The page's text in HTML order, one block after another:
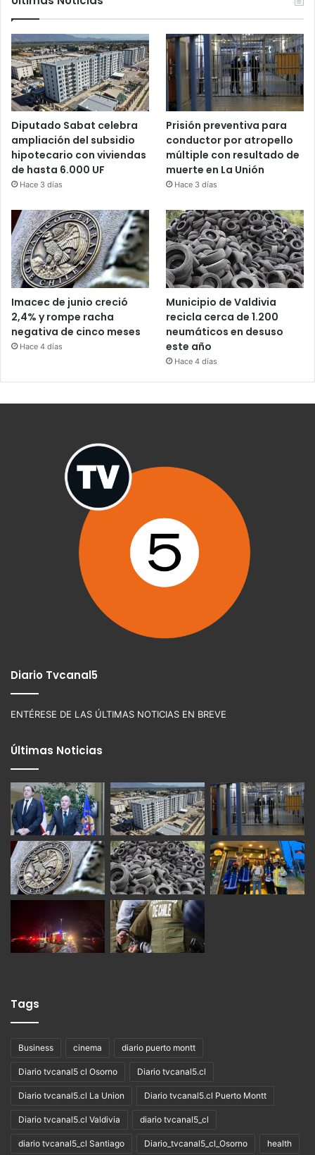
Diputado Sabat celebra
ampliación del subsidio
hipotecario con viviendas
de hasta 6.000 UF
Hace 3 días
Prisión preventiva para
conductor por atropello
múltiple con resultado de
muerte en La Unión
Hace 3 días
Imacec de junio creció
2,4% y rompe racha
negativa de cinco meses
Hace 4 días
Municipio de Valdivia
recicla cerca de 1.200
neumáticos en desuso
este año
Hace 4 días
Diario Tvcanal5
ENTÉRESE DE LAS ÚLTIMAS NOTICIAS EN BREVE
Últimas Noticias
Tags
Business cinema diario puerto montt
Diario tvcanal5 cl Osorno Diario tvcanal5.cl
Diario tvcanal5.cl La Union Diario tvcanal5.cl Puerto Montt
Diario tvcanal5.cl Valdivia diario tvcanal5_cl
diario tvcanal5_cl Santiago Diario_tvcanal5_cl_Osorno health